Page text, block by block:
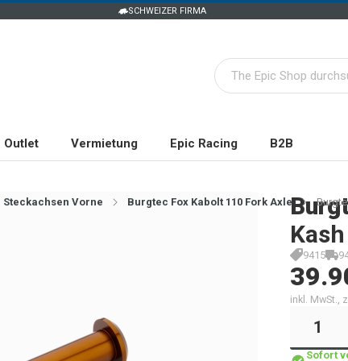
SCHWEIZER FIRMA
Outlet Vermietung Epic Racing B2B
Steckachsen Vorne Burgtec Fox Kabolt 110 Fork Axle
9415
inkl. MwSt.,
Sofort